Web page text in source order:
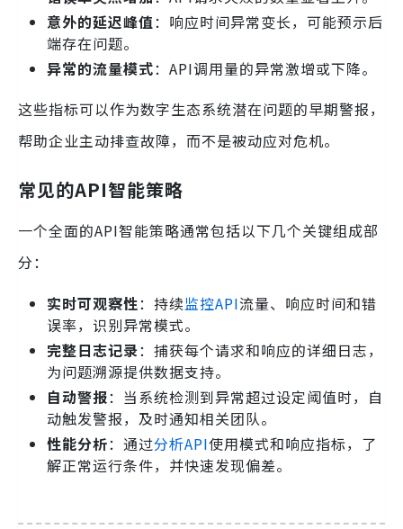
意外的延迟峰值：响应时间异常变长，可能预示后
端存在问题。
异常的流量模式：API调用量的异常激增或下降。
这些指标可以作为数字生态系统潜在问题的早期警报，
帮助企业主动排查故障，而不是被动应对危机。
常见的API智能策略
一个全面的API智能策略通常包括以下几个关键组成部
分：
实时可观察性：持续监控API流量、响应时间和错
误率，识别异常模式。
完整日志记录：捕获每个请求和响应的详细日志，
为问题溯源提供数据支持。
自动警报：当系统检测到异常超过设定阈值时，自
动触发警报，及时通知相关团队。
性能分析：通过分析API使用模式和响应指标，了
解正常运行条件，并快速发现偏差。